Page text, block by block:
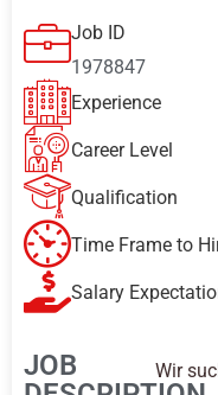
Job ID
1978847
Experience
Career Level
Qualification
Time Frame to
Salary
JOB
Wir